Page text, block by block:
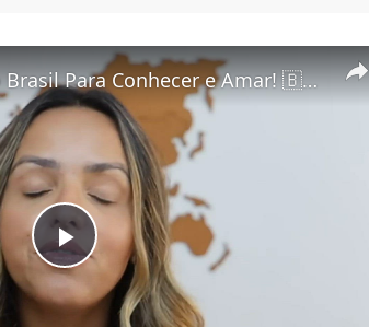
Play Video
5 Destinos Baratos no Brasil Para Conhecer e Amar! 🇧🇷✨